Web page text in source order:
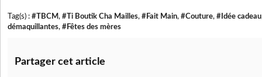
Tag(s) : #TBCM, #Ti Boutik Cha Mailles, #Fait Main, #Couture, #Idée cadeau
démaquillantes, #Fêtes des mères
Partager cet article